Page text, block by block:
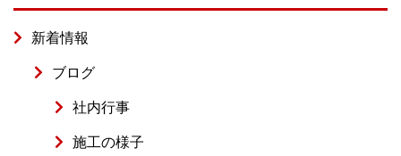
新着情報
ブログ
社内行事
施工の様子